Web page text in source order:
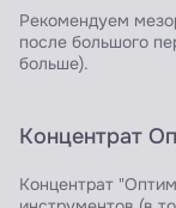
Рекомендуем
после большого
больше).
Концентрат
Концентрат